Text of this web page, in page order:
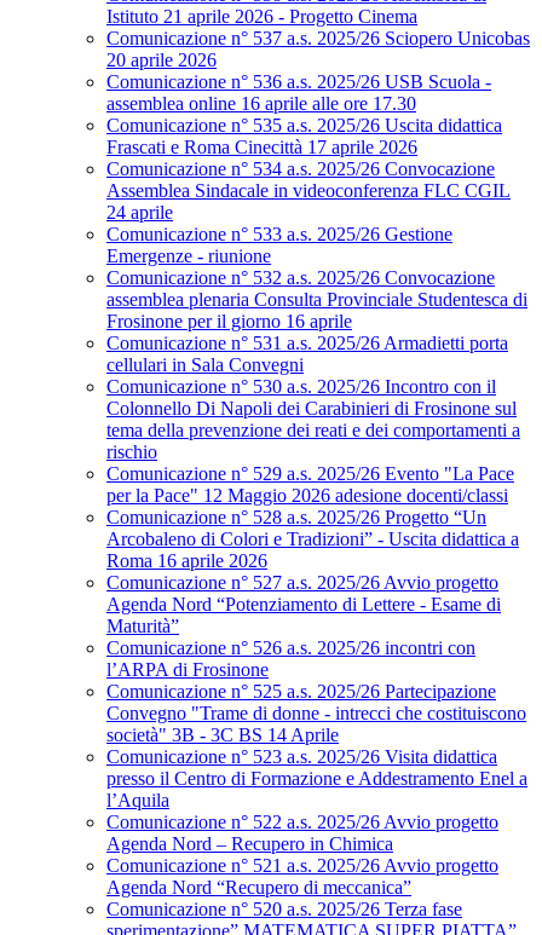
Istituto 21 aprile 2026 - Progetto Cinema
Comunicazione n° 537 a.s. 2025/26 Sciopero Unicobas
20 aprile 2026
Comunicazione n° 536 a.s. 2025/26 USB Scuola -
assemblea online 16 aprile alle ore 17.30
Comunicazione n° 535 a.s. 2025/26 Uscita didattica
Frascati e Roma Cinecittà 17 aprile 2026
Comunicazione n° 534 a.s. 2025/26 Convocazione
Assemblea Sindacale in videoconferenza FLC CGIL
24 aprile
Comunicazione n° 533 a.s. 2025/26 Gestione
Emergenze - riunione
Comunicazione n° 532 a.s. 2025/26 Convocazione
assemblea plenaria Consulta Provinciale Studentesca di
Frosinone per il giorno 16 aprile
Comunicazione n° 531 a.s. 2025/26 Armadietti porta
cellulari in Sala Convegni
Comunicazione n° 530 a.s. 2025/26 Incontro con il
Colonnello Di Napoli dei Carabinieri di Frosinone sul
tema della prevenzione dei reati e dei comportamenti a
rischio
Comunicazione n° 529 a.s. 2025/26 Evento "La Pace
per la Pace" 12 Maggio 2026 adesione docenti/classi
Comunicazione n° 528 a.s. 2025/26 Progetto “Un
Arcobaleno di Colori e Tradizioni” - Uscita didattica a
Roma 16 aprile 2026
Comunicazione n° 527 a.s. 2025/26 Avvio progetto
Agenda Nord “Potenziamento di Lettere - Esame di
Maturità”
Comunicazione n° 526 a.s. 2025/26 incontri con
l’ARPA di Frosinone
Comunicazione n° 525 a.s. 2025/26 Partecipazione
Convegno "Trame di donne - intrecci che costituiscono
società" 3B - 3C BS 14 Aprile
Comunicazione n° 523 a.s. 2025/26 Visita didattica
presso il Centro di Formazione e Addestramento Enel a
l’Aquila
Comunicazione n° 522 a.s. 2025/26 Avvio progetto
Agenda Nord – Recupero in Chimica
Comunicazione n° 521 a.s. 2025/26 Avvio progetto
Agenda Nord “Recupero di meccanica”
Comunicazione n° 520 a.s. 2025/26 Terza fase